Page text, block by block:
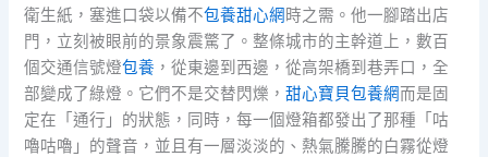
衛生紙，塞進口袋以備不包養甜心網 時之需。他一腳踏出店
門，立刻被眼前的景象震驚了。整條城市的主幹道上，數百
個交通信號燈包養 ，從東邊到西邊，從高架橋到巷弄口，全
部變成了綠燈。它們不是交替閃爍，甜心寶貝包養網而是固
定在「通行」的狀態，同時，每一個燈箱都發出了那種「咕
嚕咕嚕」的聲音，並且有一層淡淡的、熱氣騰騰的白霧從燈